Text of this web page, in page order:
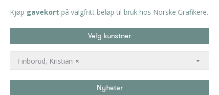
Kjøp gavekort på valgfritt beløp til bruk hos Norske Grafikere.
Velg kunstner
×
Finborud, Kristian
Nyheter